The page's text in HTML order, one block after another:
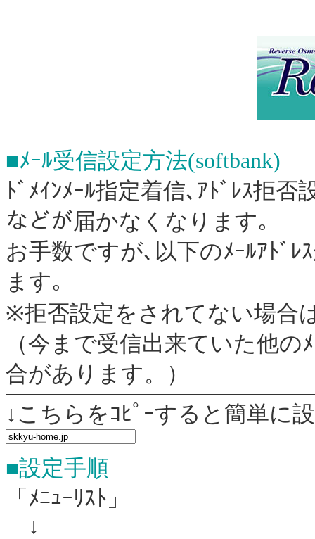
■ﾒｰﾙ受信設定方法(softbank)
ﾄﾞﾒｲﾝﾒｰﾙ指定着信､ｱﾄﾞﾚｽ拒
などが届かなくなります｡
お手数ですが､以下のﾒｰﾙｱﾄﾞ
ます｡
※拒否設定をされてない場合
（今まで受信出来ていた他
合があります。）
↓こちらをｺﾋﾟｰすると簡単に
■設定手順
「ﾒﾆｭｰﾘｽﾄ」
↓